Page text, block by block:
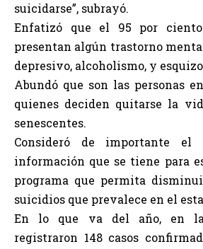
suicidarse”, subrayó.
Enfatizó que el 95 por
presentan algún trastorno
depresivo, alcoholismo, y
Abundó que son las personas
quienes deciden quitarse la
senescentes.
Consideró de importante
información que se tiene para
programa que permita
suicidios que prevalece en el
En lo que va del año, en
registraron 148 casos